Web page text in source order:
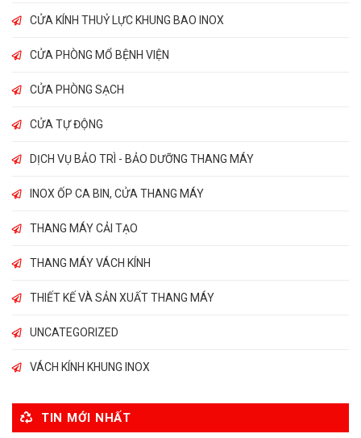
CỬA KÍNH THUỶ LỰC KHUNG BAO INOX
CỬA PHÒNG MỔ BỆNH VIỆN
CỬA PHÒNG SẠCH
CỬA TỰ ĐỘNG
DỊCH VỤ BẢO TRÌ - BẢO DƯỠNG THANG MÁY
INOX ỐP CA BIN, CỬA THANG MÁY
THANG MÁY CẢI TẠO
THANG MÁY VÁCH KÍNH
THIẾT KẾ VÀ SẢN XUẤT THANG MÁY
UNCATEGORIZED
VÁCH KÍNH KHUNG INOX
TIN MỚI NHẤT